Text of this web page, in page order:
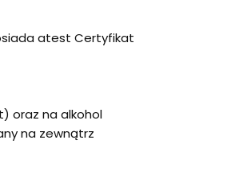
atest Certyfikat
oraz na alkohol
na zewnątrz